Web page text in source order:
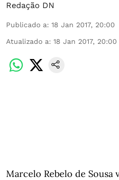
Redação DN
Publicado a: 18 Jan 2017, 20:00
Atualizado a: 18 Jan 2017, 20:00
Marcelo Rebelo de